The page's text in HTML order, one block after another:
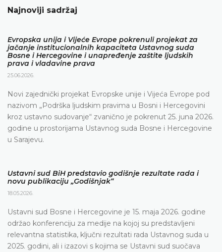
Najnoviji sadržaj
Evropska unija i Vijeće Evrope pokrenuli projekat za
jačanje institucionalnih kapaciteta Ustavnog suda
Bosne i Hercegovine i unapređenje zaštite ljudskih
prava i vladavine prava
25.06.2026.
Novi zajednički projekat Evropske unije i Vijeća Evrope pod
nazivom „Podrška ljudskim pravima u Bosni i Hercegovini
kroz ustavno sudovanje“ zvanično je pokrenut 25. juna 2026.
godine u prostorijama Ustavnog suda Bosne i Hercegovine
u Sarajevu.
Ustavni sud BiH predstavio godišnje rezultate rada i
novu publikaciju „Godišnjak“
18.05.2026.
Ustavni sud Bosne i Hercegovine je 15. maja 2026. godine
održao konferenciju za medije na kojoj su predstavljeni
relevantna statistika, ključni rezultati rada Ustavnog suda u
2025. godini, ali i izazovi s kojima se Ustavni sud suočava